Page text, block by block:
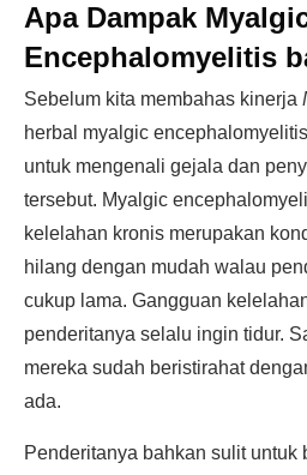
Apa Dampak
Encephalomyelitis
Sebelum kita membahas kinerja
herbal myalgic
untuk mengenali gejala dan
tersebut. Myalgic
kelelahan kronis merupakan
hilang dengan mudah walau
cukup lama. Gangguan
penderitanya selalu ingin tidur.
mereka sudah beristirahat
ada.
Penderitanya bahkan sulit untuk